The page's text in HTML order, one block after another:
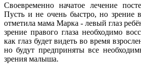
Своевременно начатое лечение
Пусть и не очень быстро, но зрение
отметила мама Марка - левый глаз
зрение правого глаза необходимо
как глаз будет видеть во время
но будут предприняты все
зрения малыша.